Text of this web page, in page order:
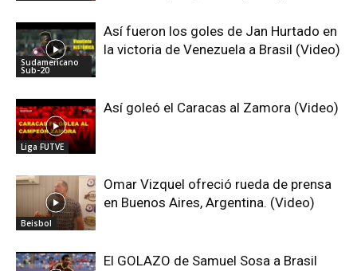
Sudamericano
Sub-20
Así fueron los goles de Jan Hurtado en
la victoria de Venezuela a Brasil (Video)
Liga FUTVE
Así goleó el Caracas al Zamora (Video)
Beisbol
Omar Vizquel ofreció rueda de prensa
en Buenos Aires, Argentina. (Video)
El GOLAZO de Samuel Sosa a Brasil